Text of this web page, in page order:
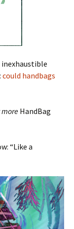
inexhaustible
could handbags
HandBag
“Like a